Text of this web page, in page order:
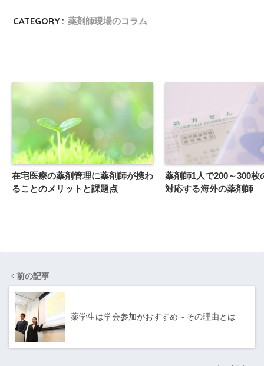
CATEGORY : 薬剤師現場のコラム
在宅医療の薬剤管理に薬剤師が携わ
ることのメリットと課題点
薬剤師1人で200～300枚
対応する海外の薬剤師
前の記事
薬学生は学会参加がおすすめ～その理由とは